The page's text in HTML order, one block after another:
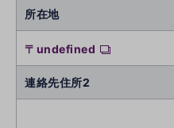
所在地
〒undefined
連絡先住所2